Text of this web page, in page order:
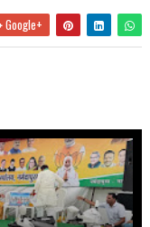
Google+